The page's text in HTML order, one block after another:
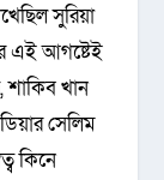
সুরিয়া
এই আগষ্টেই
শাকিব খান
সেলিম
কিনে